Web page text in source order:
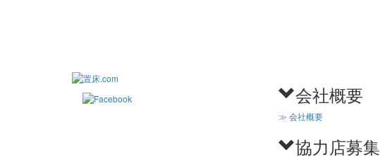
会社概要
≫ 会社概要
協力店募集